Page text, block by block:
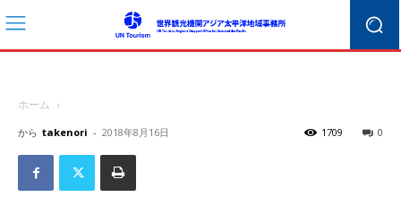
ホーム
から takenori - 2018年8月16日 0
1709